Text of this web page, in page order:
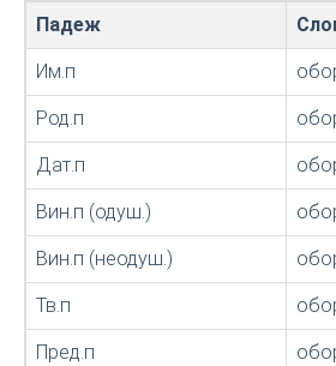
Падеж
Им.п
Род.п
Дат.п
Вин.п (одуш.)
Вин.п (неодуш.)
Тв.п
Пред.п